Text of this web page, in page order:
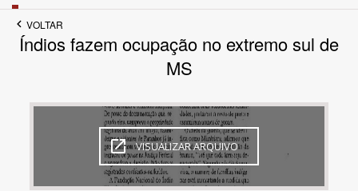
Até
VOLTAR
Índios fazem ocupação no extremo sul de
MS
VISUALIZAR ARQUIVO